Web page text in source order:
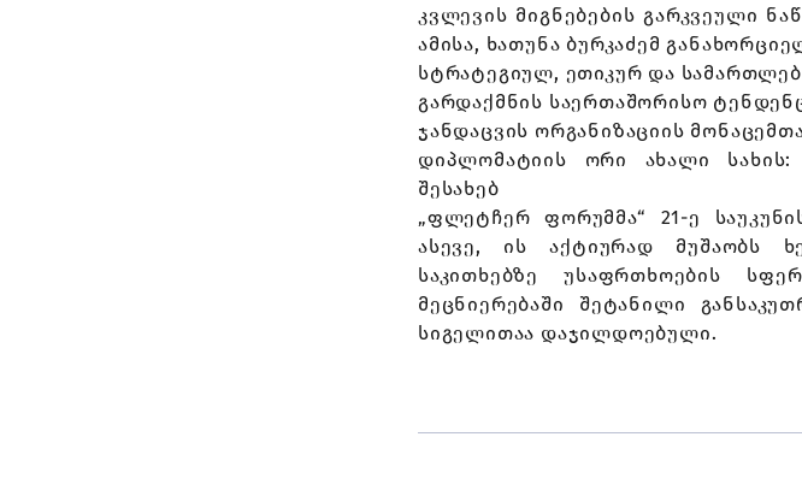
კვლევის მიგნებების გარკვეული
ამისა, ხათუნა ბურკაძემ
სტრატეგიულ, ეთიკურ და
გარდაქმნის საერთაშორისო
ჯანდაცვის ორგანიზაციის
დიპლომატიის ორი ახალი
შესახებ
„ფლეტჩერ ფორუმმა“ 21-ე
ასევე, ის აქტიურად მუშაობს
საკითხებზე უსაფრთხოების
მეცნიერებაში შეტანილი
სიგელითაა დაჯილდოებული.